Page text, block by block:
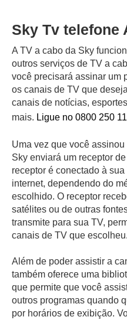
Sky Tv telefone
A TV a cabo da Sky
outros serviços de TV a
você precisará assinar um
os canais de TV que
canais de notícias,
mais. Ligue no 0800 250
Uma vez que você
Sky enviará um receptor
receptor é conectado à
internet, dependendo do
escolhido. O receptor
satélites ou de outras
transmite para sua TV,
canais de TV que escolheu.
Além de poder assistir a
também oferece uma
que permite que você
outros programas quando
por horários de exibição.